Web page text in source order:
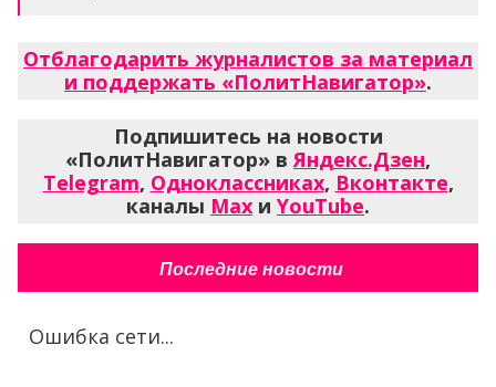
Отблагодарить журналистов за материал
и поддержать «ПолитНавигатор».
Подпишитесь на новости
«ПолитНавигатор» вЯндекс.Дзен,
Telegram, Одноклассниках, Вконтакте,
каналы Max и YouTube.
Последние новости
Ошибка сети...